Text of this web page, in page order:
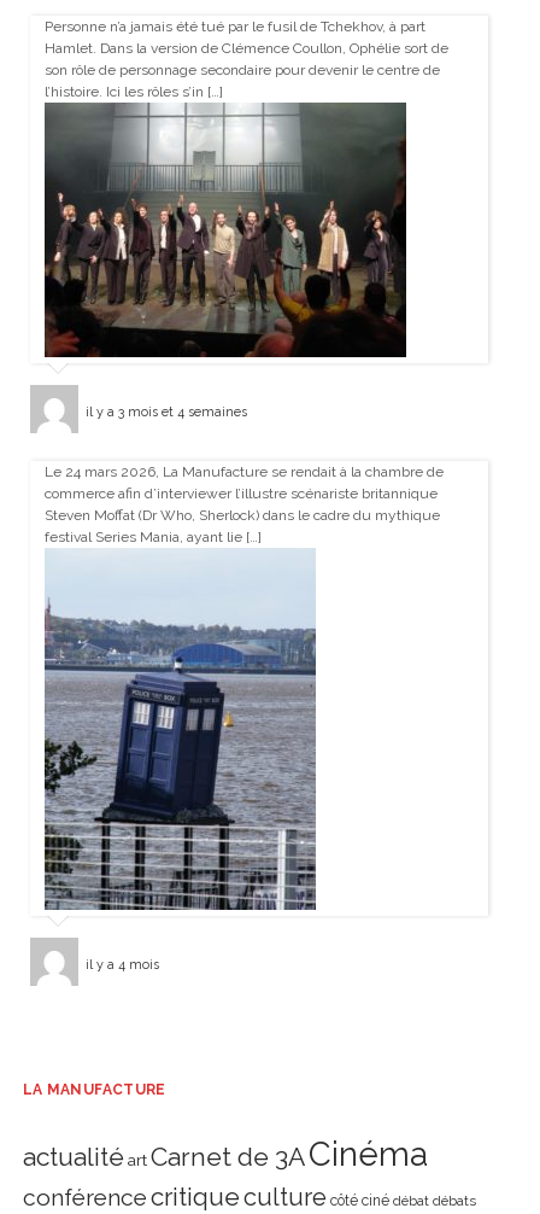
Personne n’a jamais été tué par le fusil de Tchekhov, à part
Hamlet. Dans la version de Clémence Coullon, Ophélie sort de
son rôle de personnage secondaire pour devenir le centre de
l’histoire. Ici les rôles s’in […]
il y a 3 mois et 4 semaines
Le 24 mars 2026, La Manufacture se rendait à la chambre de
commerce afin d’interviewer l’illustre scénariste britannique
Steven Moffat (Dr Who, Sherlock) dans le cadre du mythique
festival Series Mania, ayant lie […]
il y a 4 mois
LA MANUFACTURE
actualité art Carnet de 3ACinéma
conférencecritiqueculture côté ciné débat débats